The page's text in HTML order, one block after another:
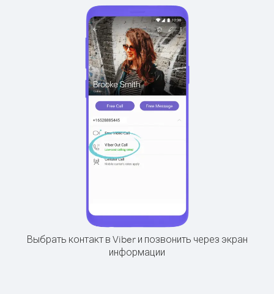
Выбрать контакт в Viber и позвонить через экран
информации